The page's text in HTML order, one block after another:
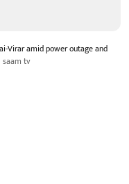
Virar amid power outage and
saam tv